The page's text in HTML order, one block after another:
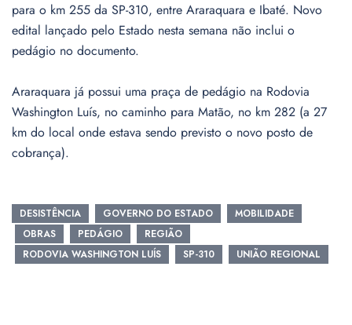
para o km 255 da SP-310, entre Araraquara e Ibaté. Novo
edital lançado pelo Estado nesta semana não inclui o
pedágio no documento.
Araraquara já possui uma praça de pedágio na Rodovia
Washington Luís, no caminho para Matão, no km 282 (a 27
km do local onde estava sendo previsto o novo posto de
cobrança).
DESISTÊNCIA GOVERNO DO ESTADO
MOBILIDADE
OBRAS
PEDÁGIO
REGIÃO
RODOVIA WASHINGTON LUÍS
SP-310 UNIÃO REGIONAL